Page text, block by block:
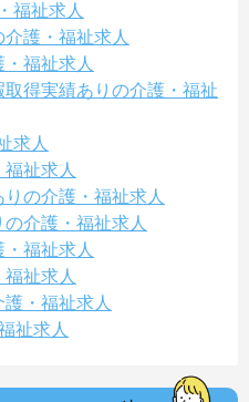
福祉求人
護・福祉求人
福祉求人
得実績ありの介護・福祉
求人
祉求人
の介護・福祉求人
介護・福祉求人
福祉求人
祉求人
・福祉求人
祉求人